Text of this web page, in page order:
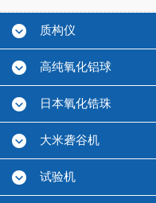
质构仪
高纯氧化铝球
日本氧化锆珠
大米砻谷机
试验机